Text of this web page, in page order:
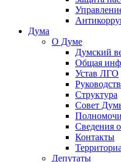
Дума
О Думе
Думский
Общая
Устав ЛГО
Структура
Совет
Сведения
Контакты
Депутаты